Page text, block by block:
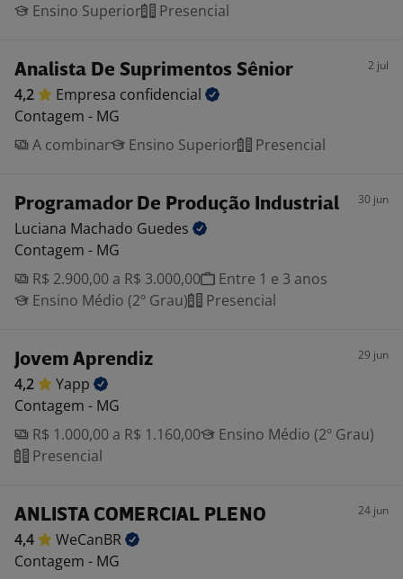
Ensino Superior
Presencial
Analista De Suprimentos Sênior 2 jul
4,2 Empresa confidencial
Contagem - MG
A combinar
Ensino Superior Presencial
Programador De Produção Industrial 30 jun
Luciana Machado Guedes
Contagem - MG
R$ 2.900,00 a R$ 3.000,00
Entre 1 e 3 anos
Ensino Médio (2º Grau)
Presencial
Jovem Aprendiz 29 jun
4,2
Yapp
Contagem - MG
R$ 1.000,00 a R$ 1.160,00
Ensino Médio (2º Grau)
Presencial
ANLISTA COMERCIAL PLENO 24 jun
4,4
WeCanBR
Contagem - MG